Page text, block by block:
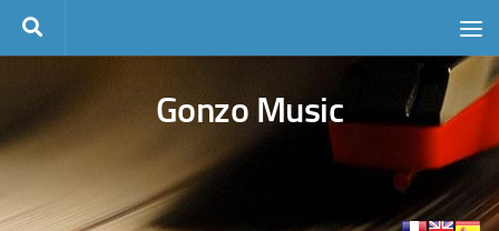
Skip to content
Gonzo Music